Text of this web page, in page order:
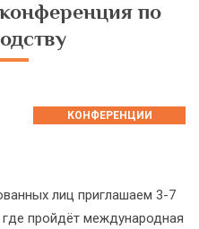
по
КОНФЕРЕНЦИИ
лиц приглашаем 3-7
пройдёт международная